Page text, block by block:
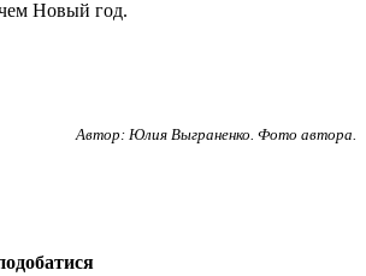
Новый год.
Автор: Юлия Выграненко. Фото автора.